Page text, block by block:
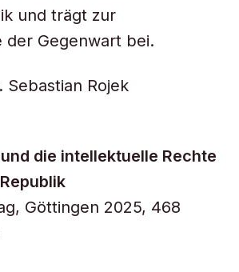
und trägt zur
der Gegenwart bei.
Sebastian Rojek
die intellektuelle Rechte
Göttingen 2025, 468